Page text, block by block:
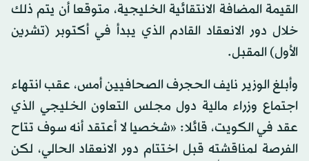
القيمة المضافة الانتقائية الخليجية، متوقعا أن يتم ذلك
خلال دور الانعقاد القادم الذي يبدأ في أكتوبر (تشرين
الأول) المقبل.
وأبلغ الوزير نايف الحجرف الصحافيين أمس، عقب انتهاء
اجتماع وزراء مالية دول مجلس التعاون الخليجي الذي
عقد في الكويت، قائلا: «شخصيا لا أعتقد أنه سوف تتاح
الفرصة لمناقشته قبل اختتام دور الانعقاد الحالي، لكن